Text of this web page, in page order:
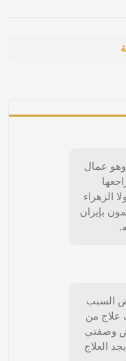
وهو عمال
الزهراء
بإيران
السبب
علاج من
وصفتي
العلاج